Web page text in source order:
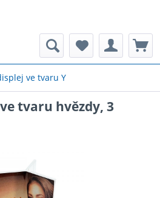
ve tvaru Y
tvaru hvězdy, 3